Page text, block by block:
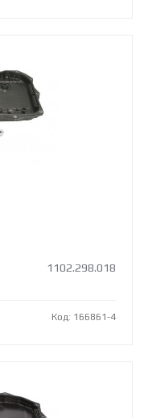
1102.298.018
Код: 166861-4